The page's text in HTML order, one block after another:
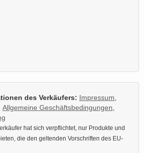
des Verkäufers: Impressum
Allgemeine Geschäftsbedingungen
hat sich verpflichtet, nur Produkte und
die den geltenden Vorschriften des EU-